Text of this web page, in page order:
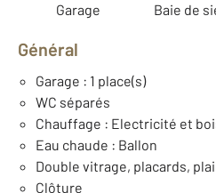
Garage Baie de
Général
Garage : 1 place(s)
WC séparés
Chauffage : Electricité et
Eau chaude : Ballon
Double vitrage, placards,
Clôture